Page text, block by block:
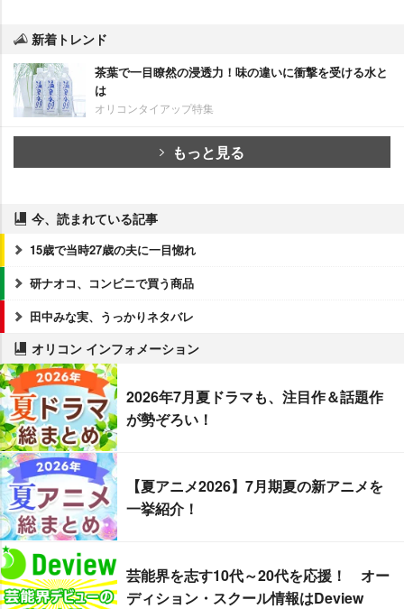
新着トレンド
茶葉で一目瞭然の浸透力！味の違いに衝撃を受ける水と
は
オリコンタイアップ特集
もっと見る
今、読まれている記事
15歳で当時27歳の夫に一目惚れ
研ナオコ、コンビニで買う商品
田中みな実、うっかりネタバレ
オリコン インフォメーション
2026年7月夏ドラマも、注目作＆話題作
が勢ぞろい！
【夏アニメ2026】7月期夏の新アニメを
一挙紹介！
芸能界を志す10代～20代を応援！ オー
ディション・スクール情報はDeview